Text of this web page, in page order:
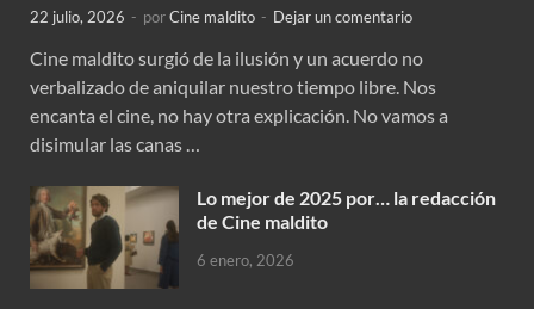
22 julio, 2026 - porCine maldito - Dejar un comentario
Cine maldito surgió de la ilusión y un acuerdo no
verbalizado de aniquilar nuestro tiempo libre. Nos
encanta el cine, no hay otra explicación. No vamos a
disimular las canas …
Lo mejor de 2025 por… la redacción
de Cine maldito
6 enero, 2026